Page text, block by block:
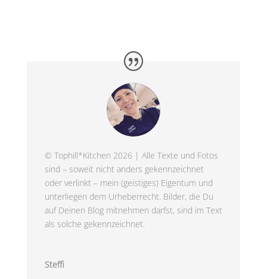
© Tophill*Kitchen 2026 | Alle Texte und Fotos
sind – soweit nicht anders gekennzeichnet
oder verlinkt – mein (geistiges) Eigentum und
unterliegen dem Urheberrecht. Bilder, die Du
auf Deinen Blog mitnehmen darfst, sind im Text
als solche gekennzeichnet.
Steffi